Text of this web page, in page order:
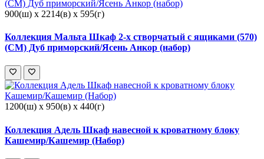
900(ш) x 2214(в) x 595(г)
Коллекция Мальта Шкаф 2-х створчатый с ящиками (570)
(СМ) Дуб приморский/Ясень Анкор (набор)
1200(ш) x 950(в) x 440(г)
Коллекция Адель Шкаф навесной к кроватному блоку
Кашемир/Кашемир (Набор)